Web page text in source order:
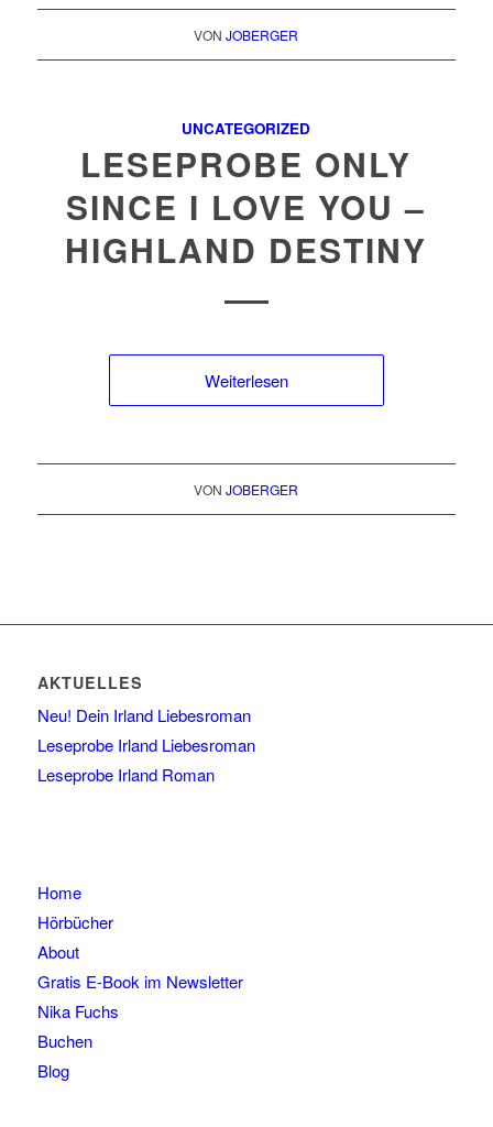
VONJOBERGER
UNCATEGORIZED
LESEPROBE ONLY
SINCE I LOVE YOU –
HIGHLAND DESTINY
Weiterlesen
VONJOBERGER
AKTUELLES
Neu! Dein Irland Liebesroman
Leseprobe Irland Liebesroman
Leseprobe Irland Roman
Home
Hörbücher
About
Gratis E-Book im Newsletter
Nika Fuchs
Buchen
Blog